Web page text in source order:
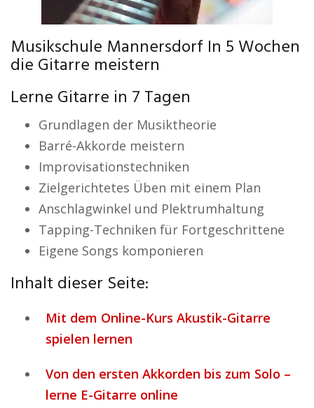
Musikschule Mannersdorf In 5 Wochen
die Gitarre meistern
Lerne Gitarre in 7 Tagen
Grundlagen der Musiktheorie
Barré-Akkorde meistern
Improvisationstechniken
Zielgerichtetes Üben mit einem Plan
Anschlagwinkel und Plektrumhaltung
Tapping-Techniken für Fortgeschrittene
Eigene Songs komponieren
Inhalt dieser Seite:
Mit dem Online-Kurs Akustik-Gitarre
spielen lernen
Von den ersten Akkorden bis zum Solo –
lerne E-Gitarre online